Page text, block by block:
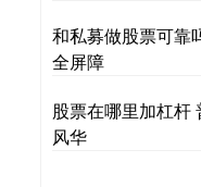
和私募做股票可靠
全屏障
股票在哪里加杠杆
风华